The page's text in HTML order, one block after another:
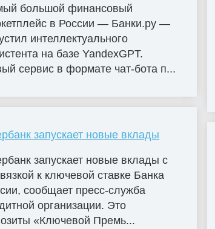
большой финансовый
в России — Банки.ру —
интеллектуального
на базе YandexGPT.
сервис в формате чат-бота п...
запускает новые вклады
запускает новые вклады с
к ключевой ставке Банка
сообщает пресс-служба
организации. Это
«Ключевой Премь...